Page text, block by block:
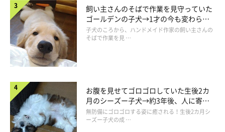
@mate_miroku
このように飲み物を飲むと……なんと
飼い主さんのそばで作業を見守っていた
ゴールデンの子犬→1才の今も変わらな
い“見守り隊”の姿にほっこり
子犬のころから、ハンドメイド作家の飼い主さんの
そばで作業を見 …
お腹を見せてゴロゴロしていた生後2カ
月のシーズー子犬→約3年後、人に寄り
添う優しいコに成長した姿にほっこり
無防備にゴロゴロする姿に癒される！生後2カ月シ
ーズー子犬の成 …